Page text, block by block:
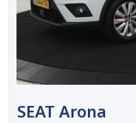
SEAT Arona